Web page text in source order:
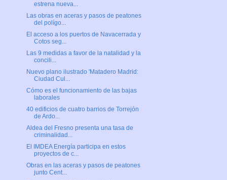
estrena nueva...
Las obras en aceras y pasos de peatones
del polígo...
El acceso a los puertos de Navacerrada y
Cotos seg...
Las 9 medidas a favor de la natalidad y la
concili...
Nuevo plano ilustrado 'Matadero Madrid:
Ciudad Cul...
Cómo es el funcionamiento de las bajas
laborales
40 edificios de cuatro barrios de Torrejón
de Ardo...
Aldea del Fresno presenta una tasa de
criminalidad...
El IMDEA Energía participa en estos
proyectos de c...
Obras en las aceras y pasos de peatones
junto Cent...